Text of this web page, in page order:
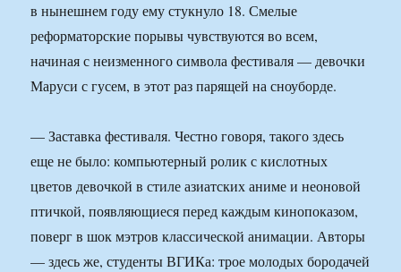
в нынешнем году ему стукнуло 18. Смелые
реформаторские порывы чувствуются во всем,
начиная с неизменного символа фестиваля — девочки
Маруси с гусем, в этот раз парящей на сноуборде.
— Заставка фестиваля. Честно говоря, такого здесь
еще не было: компьютерный ролик с кислотных
цветов девочкой в стиле азиатских аниме и неоновой
птичкой, появляющиеся перед каждым кинопоказом,
поверг в шок мэтров классической анимации. Авторы
— здесь же, студенты ВГИКа: трое молодых бородачей